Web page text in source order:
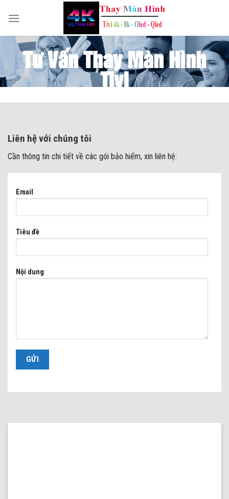
Tư Vấn Thay Màn Hình
Tivi
Liên hệ với chúng tôi
Cần thông tin chi tiết về các gói bảo hiểm, xin liên hệ:
Email
Tiêu đề
Nội dung